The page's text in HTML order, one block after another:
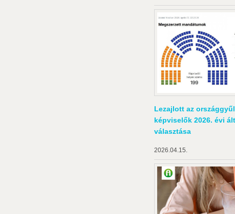
Lezajlott az
képviselők 2026. évi
választása
2026.04.15.